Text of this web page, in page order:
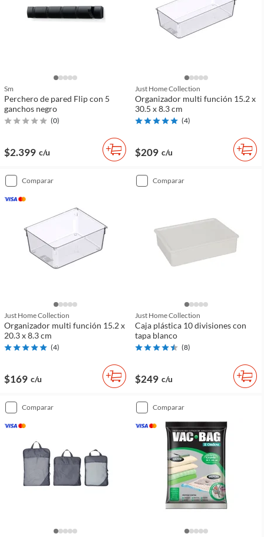
Sm
Perchero de pared Flip con 5
ganchos negro
(0)
$2.399 c/u
Just Home Collection
Organizador multi función 15.2 x
30.5 x 8.3 cm
(4)
$209 c/u
comparar
Just Home Collection
Organizador multi función 15.2 x
20.3 x 8.3 cm
(4)
$169 c/u
comparar
Just Home Collection
Caja plástica 10 divisiones con
tapa blanco
(8)
$249 c/u
comparar comparar